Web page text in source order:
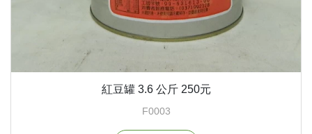
紅豆罐 3.6 公斤 250元
F0003